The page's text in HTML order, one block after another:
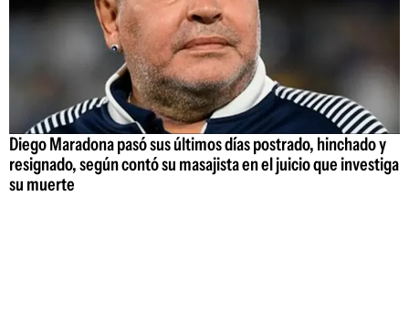
Diego Maradona pasó sus últimos días postrado, hinchado y
resignado, según contó su masajista en el juicio que investiga
su muerte